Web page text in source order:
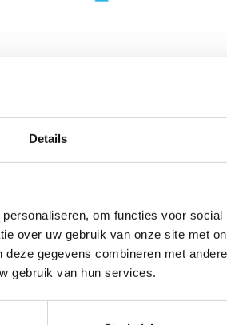
Details
om functies voor
over uw gebruik van onze site met
gegevens combineren met
gebruik van hun services.